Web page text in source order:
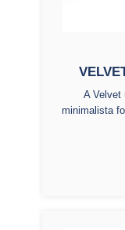
A Velvet
minimalista